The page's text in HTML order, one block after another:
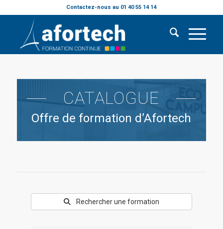
Contactez-nous au 01 40 55 14 14
CATALOGUE
Offre de formation d’Afortech
Rechercher une formation